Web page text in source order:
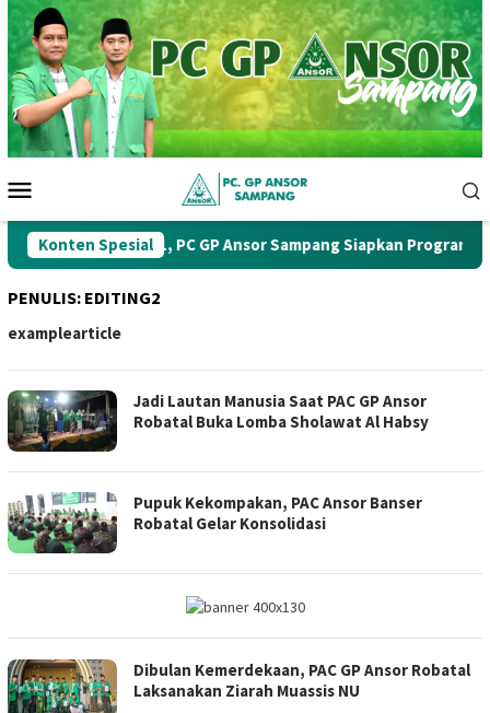
Loncat
ke
konten
Mobile
Konten Spesial
Muskercab Ke-1, PC GP Ansor Sampang Siapkan Program Kerja
PENULIS: EDITING2
examplearticle
Jadi Lautan Manusia Saat PAC GP Ansor
Robatal Buka Lomba Sholawat Al Habsy
Pupuk Kekompakan, PAC Ansor Banser
Robatal Gelar Konsolidasi
Dibulan Kemerdekaan, PAC GP Ansor Robatal
Laksanakan Ziarah Muassis NU